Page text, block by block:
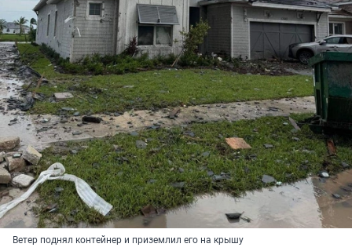
Ветер поднял контейнер и приземлил его на крышу